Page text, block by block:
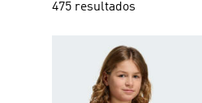
475 resultados